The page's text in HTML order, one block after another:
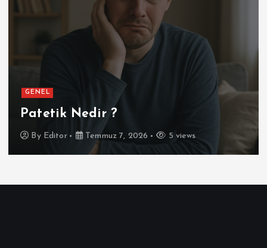
GENEL
Patetik Nedir ?
By Editor Temmuz 7, 2026 5 views